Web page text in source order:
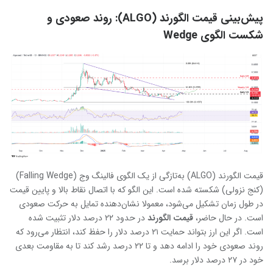
پیش‌بینی قیمت الگورند (ALGO): روند صعودی و
شکست الگوی Wedge
قیمت الگورند (ALGO) به‌تازگی از یک الگوی فالینگ وج (Falling Wedge)
(کنج نزولی) شکسته شده است. این الگو که با اتصال نقاط بالا و پایین قیمت
در طول زمان تشکیل می‌شود، معمولا نشان‌دهنده تمایل به حرکت صعودی
است. در حال حاضر، قیمت الگورند
در حدود ۲۲ درصد دلار تثبیت شده
است. اگر این ارز بتواند حمایت ۲۱ درصد دلار را حفظ کند، انتظار می‌رود که
روند صعودی خود را ادامه دهد و تا ۲۲ درصد رشد کند تا به مقاومت بعدی
خود در ۲۷ درصد دلار برسد.